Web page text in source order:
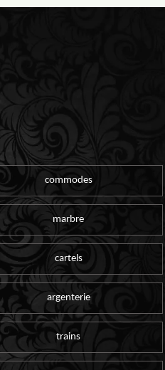
commodes
marbre
cartels
argenterie
trains